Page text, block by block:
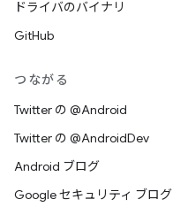
ドライバのバイナリ
GitHub
つながる
Twitter の @Android
Twitter の @AndroidDev
Android ブログ
Google セキュリティ ブログ